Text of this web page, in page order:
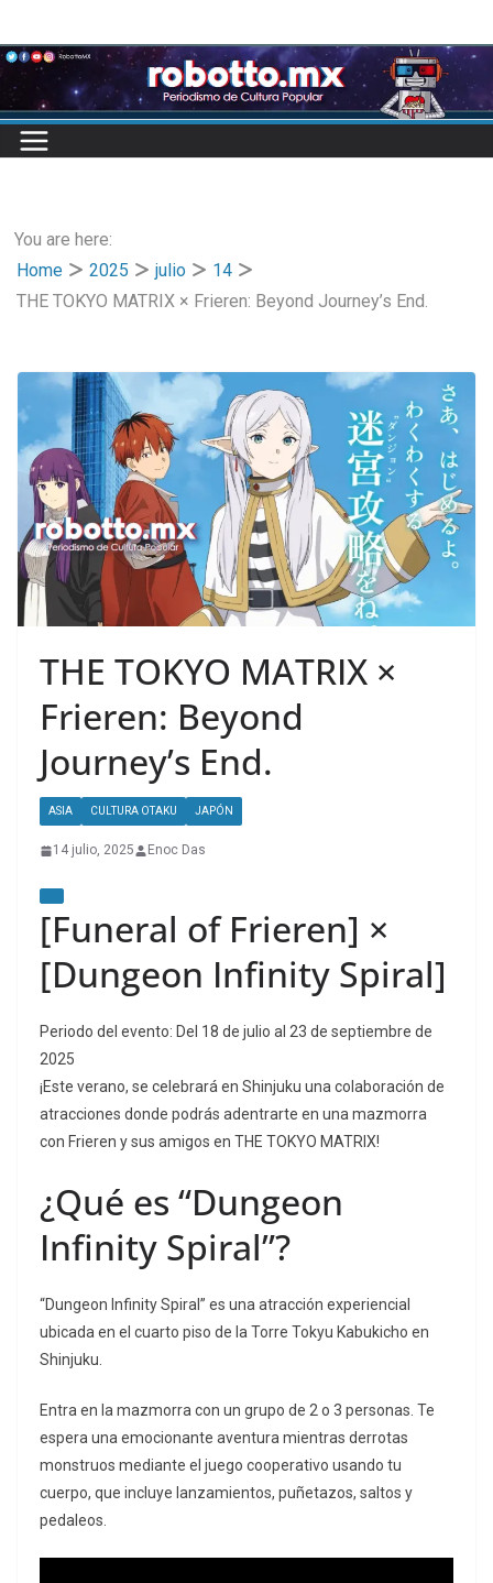
to
content
You are here:
Home
2025 julio
14
THE TOKYO MATRIX × Frieren: Beyond Journey’s End.
THE TOKYO MATRIX ×
Frieren: Beyond
Journey’s End.
ASIA CULTURA OTAKU JAPÓN
14 julio, 2025 Enoc Das
[Funeral of Frieren] ×
[Dungeon Infinity Spiral]
Periodo del evento: Del 18 de julio al 23 de septiembre de
2025
¡Este verano, se celebrará en Shinjuku una colaboración de
atracciones donde podrás adentrarte en una mazmorra
con Frieren y sus amigos en THE TOKYO MATRIX!
¿Qué es “Dungeon
Infinity Spiral”?
“Dungeon Infinity Spiral” es una atracción experiencial
ubicada en el cuarto piso de la Torre Tokyu Kabukicho en
Shinjuku.
Entra en la mazmorra con un grupo de 2 o 3 personas. Te
espera una emocionante aventura mientras derrotas
monstruos mediante el juego cooperativo usando tu
cuerpo, que incluye lanzamientos, puñetazos, saltos y
pedaleos.